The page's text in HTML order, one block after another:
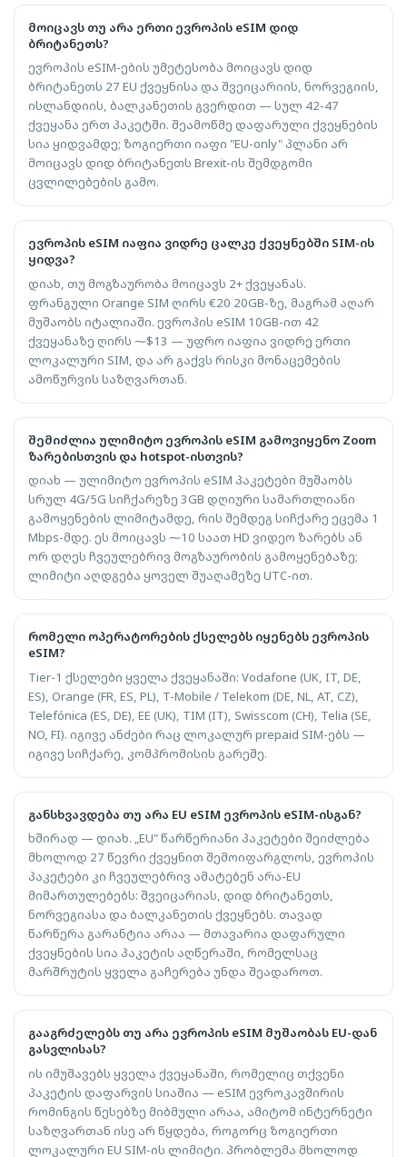
მოიცავს თუ არა ერთი ევროპის eSIM დიდ
ბრიტანეთს?
ევროპის eSIM-ების უმეტესობა მოიცავს დიდ
ბრიტანეთს 27 EU ქვეყნისა და შვეიცარიის, ნორვეგიის,
ისლანდიის, ბალკანეთის გვერდით — სულ 42-47
ქვეყანა ერთ პაკეტში. შეამოწმე დაფარული ქვეყნების
სია ყიდვამდე; ზოგიერთი იაფი "EU-only" პლანი არ
მოიცავს დიდ ბრიტანეთს Brexit-ის შემდგომი
ცვლილებების გამო.
ევროპის eSIM იაფია ვიდრე ცალკე ქვეყნებში SIM-ის
ყიდვა?
დიახ, თუ მოგზაურობა მოიცავს 2+ ქვეყანას.
ფრანგული Orange SIM ღირს €20 20GB-ზე, მაგრამ აღარ
მუშაობს იტალიაში. ევროპის eSIM 10GB-ით 42
ქვეყანაზე ღირს ⁓$13 — უფრო იაფია ვიდრე ერთი
ლოკალური SIM, და არ გაქვს რისკი მონაცემების
ამოწურვის საზღვართან.
შემიძლია ულიმიტო ევროპის eSIM გამოვიყენო Zoom
ზარებისთვის და hotspot-ისთვის?
დიახ — ულიმიტო ევროპის eSIM პაკეტები მუშაობს
სრულ 4G/5G სიჩქარეზე 3GB დღიური სამართლიანი
გამოყენების ლიმიტამდე, რის შემდეგ სიჩქარე ეცემა 1
Mbps-მდე. ეს მოიცავს ⁓10 საათ HD ვიდეო ზარებს ან
ორ დღეს ჩვეულებრივ მოგზაურობის გამოყენებაზე;
ლიმიტი აღდგება ყოველ შუაღამეზე UTC-ით.
რომელი ოპერატორების ქსელებს იყენებს ევროპის
eSIM?
Tier-1 ქსელები ყველა ქვეყანაში: Vodafone (UK, IT, DE,
ES), Orange (FR, ES, PL), T-Mobile / Telekom (DE, NL, AT, CZ),
Telefónica (ES, DE), EE (UK), TIM (IT), Swisscom (CH), Telia (SE,
NO, FI). იგივე ანძები რაც ლოკალურ prepaid SIM-ებს —
იგივე სიჩქარე, კომპრომისის გარეშე.
განსხვავდება თუ არა EU eSIM ევროპის eSIM-ისგან?
ხშირად — დიახ. „EU" წარწერიანი პაკეტები შეიძლება
მხოლოდ 27 წევრი ქვეყნით შემოიფარგლოს, ევროპის
პაკეტები კი ჩვეულებრივ ამატებენ არა-EU
მიმართულებებს: შვეიცარიას, დიდ ბრიტანეთს,
ნორვეგიასა და ბალკანეთის ქვეყნებს. თავად
წარწერა გარანტია არაა — მთავარია დაფარული
ქვეყნების სია პაკეტის აღწერაში, რომელსაც
მარშრუტის ყველა გაჩერება უნდა შეადაროთ.
გააგრძელებს თუ არა ევროპის eSIM მუშაობას EU-დან
გასვლისას?
ის იმუშავებს ყველა ქვეყანაში, რომელიც თქვენი
პაკეტის დაფარვის სიაშია — eSIM ევროკავშირის
რომინგის წესებზე მიბმული არაა, ამიტომ ინტერნეტი
საზღვართან ისე არ წყდება, როგორც ზოგიერთი
ლოკალური EU SIM-ის ლიმიტი. პრობლემა მხოლოდ